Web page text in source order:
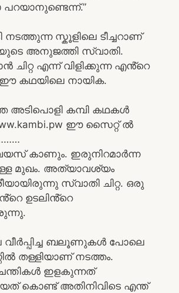
പറയാനുണ്ടെന്ന്.”
നടത്തുന്ന സ്കൂളിലെ ടീച്ചറാണ്
അനുജത്തി സ്വാതി.
എന്ന് വിളിക്കുന്ന എൻ്റെ
ഈ കഥയിലെ നായിക.
കമ്പി കഥകൾ
ഈ സൈറ്റ് ൽ
വയസ് കാണും. ഇരുനിറമാർന്ന
മുഖം. അത്യാവശ്യം
സ്വാതി ചിറ്റ. ഒരു
ഉടലിൻ്റെ
ബലൂണുകൾ പോലെ
തള്ളിയാണ് നടത്തം.
ഇളകുന്നത്
കൊണ്ട് അതിനിവിടെ എന്ത്